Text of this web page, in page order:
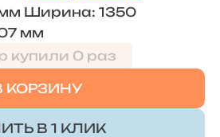
Ширина: 1350
мм
купили 0 раз
КОРЗИНУ
В 1 КЛИК